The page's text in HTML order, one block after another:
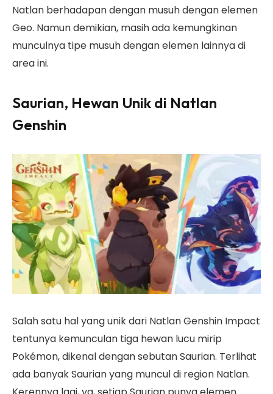
Natlan berhadapan dengan musuh dengan elemen
Geo. Namun demikian, masih ada kemungkinan
munculnya tipe musuh dengan elemen lainnya di
area ini.
Saurian, Hewan Unik di Natlan
Genshin
Salah satu hal yang unik dari Natlan Genshin Impact
tentunya kemunculan tiga hewan lucu mirip
Pokémon, dikenal dengan sebutan Saurian. Terlihat
ada banyak Saurian yang muncul di region Natlan.